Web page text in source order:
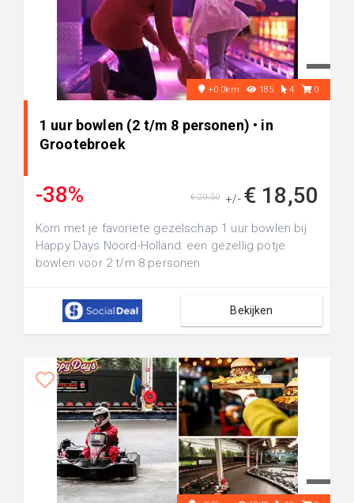
+0.0km 185 4 0
1 uur bowlen (2 t/m 8 personen) • in
Grootebroek
-38% +/- € 18,50
€ 29,50
Kom met je favoriete gezelschap 1 uur bowlen bij
Happy Days Noord-Holland: een gezellig potje
bowlen voor 2 t/m 8 personen
Bekijken